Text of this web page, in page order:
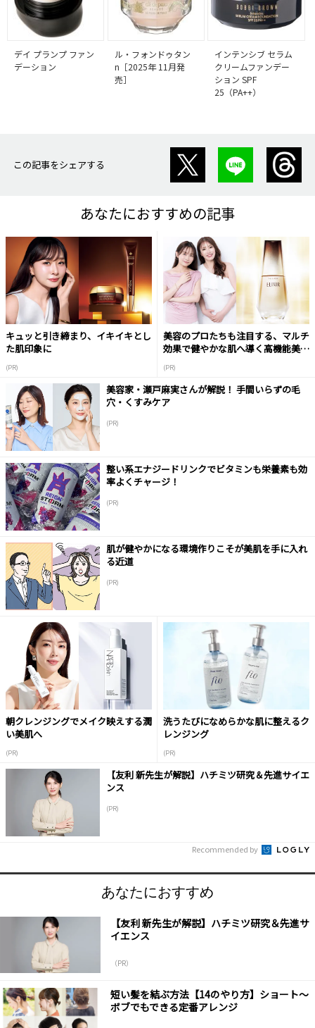
デイ プランプ ファン
デーション
ル・フォンドゥタン
n［2025年 11月発
売］
インテンシブ セラム
クリームファンデー
ション SPF
25（PA++）
この記事をシェアする
あなたにおすすめの記事
キュッと引き締まり、イキイキとし
た肌印象に
(PR)
美容のプロたちも注目する、マルチ
効果で健やかな肌へ導く高機能美容
(PR)
美容家・瀬戸麻実さんが解説！ 手間いらずの毛
穴・くすみケア
(PR)
整い系エナジードリンクでビタミンも栄養素も効
率よくチャージ！
(PR)
肌が健やかになる環境作りこそが美肌を手に入れ
る近道
(PR)
朝クレンジングでメイク映えする潤
い美肌へ
(PR)
洗うたびになめらかな肌に整えるク
レンジング
(PR)
【友利 新先生が解説】ハチミツ研究＆先進サイエ
ンス
(PR)
Recommended by
あなたにおすすめ
【友利 新先生が解説】ハチミツ研究＆先進サ
イエンス
（PR）
短い髪を結ぶ方法【14のやり方】ショート～
ボブでもできる定番アレンジ